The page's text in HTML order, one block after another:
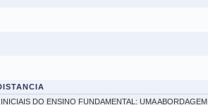
DO ENSINO FUNDAMENTAL: UMA ABORDAGEM